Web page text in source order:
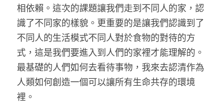
相依賴。這次的課題讓我們走到不同人的家，認
識了不同家的樣貌。更重要的是讓我們認識到了
不同人的生活模式不同人對於食物的對待的方
式，這是我們要進入到人們的家裡才能理解的。
最基礎的人們如何去看待事物，我來去認清作為
人類如何創造一個可以讓所有生命共存的環境
裡。